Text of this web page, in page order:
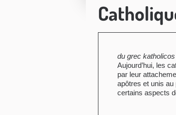
du grec
Aujourd’hui, les
par leur
apôtres et unis au
certains aspects